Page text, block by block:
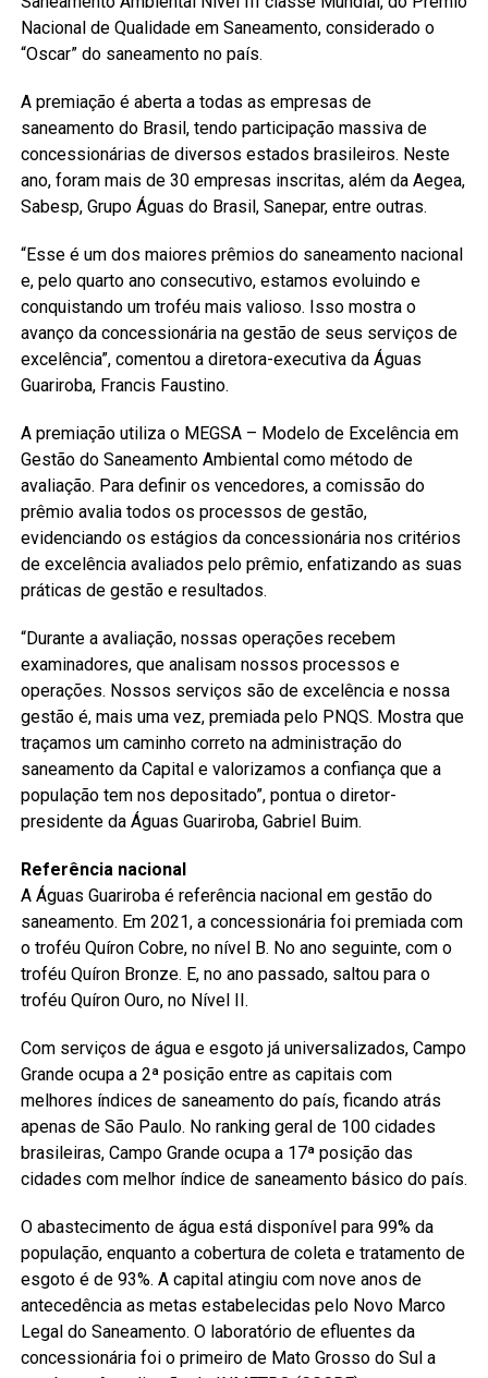
Nacional de Qualidade em Saneamento, considerado o
“Oscar” do saneamento no país.
A premiação é aberta a todas as empresas de
saneamento do Brasil, tendo participação massiva de
concessionárias de diversos estados brasileiros. Neste
ano, foram mais de 30 empresas inscritas, além da Aegea,
Sabesp, Grupo Águas do Brasil, Sanepar, entre outras.
“Esse é um dos maiores prêmios do saneamento nacional
e, pelo quarto ano consecutivo, estamos evoluindo e
conquistando um troféu mais valioso. Isso mostra o
avanço da concessionária na gestão de seus serviços de
excelência”, comentou a diretora-executiva da Águas
Guariroba, Francis Faustino.
A premiação utiliza o MEGSA – Modelo de Excelência em
Gestão do Saneamento Ambiental como método de
avaliação. Para definir os vencedores, a comissão do
prêmio avalia todos os processos de gestão,
evidenciando os estágios da concessionária nos critérios
de excelência avaliados pelo prêmio, enfatizando as suas
práticas de gestão e resultados.
“Durante a avaliação, nossas operações recebem
examinadores, que analisam nossos processos e
operações. Nossos serviços são de excelência e nossa
gestão é, mais uma vez, premiada pelo PNQS. Mostra que
traçamos um caminho correto na administração do
saneamento da Capital e valorizamos a confiança que a
população tem nos depositado”, pontua o diretor-
presidente da Águas Guariroba, Gabriel Buim.
Referência nacional
A Águas Guariroba é referência nacional em gestão do
saneamento. Em 2021, a concessionária foi premiada com
o troféu Quíron Cobre, no nível B. No ano seguinte, com o
troféu Quíron Bronze. E, no ano passado, saltou para o
troféu Quíron Ouro, no Nível II.
Com serviços de água e esgoto já universalizados, Campo
Grande ocupa a 2ª posição entre as capitais com
melhores índices de saneamento do país, ficando atrás
apenas de São Paulo. No ranking geral de 100 cidades
brasileiras, Campo Grande ocupa a 17ª posição das
cidades com melhor índice de saneamento básico do país.
O abastecimento de água está disponível para 99% da
população, enquanto a cobertura de coleta e tratamento de
esgoto é de 93%. A capital atingiu com nove anos de
antecedência as metas estabelecidas pelo Novo Marco
Legal do Saneamento. O laboratório de efluentes da
concessionária foi o primeiro de Mato Grosso do Sul a